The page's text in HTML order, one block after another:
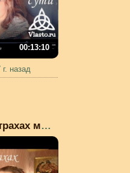
00:13:10
г. назад
Реплика о страхах мысля...